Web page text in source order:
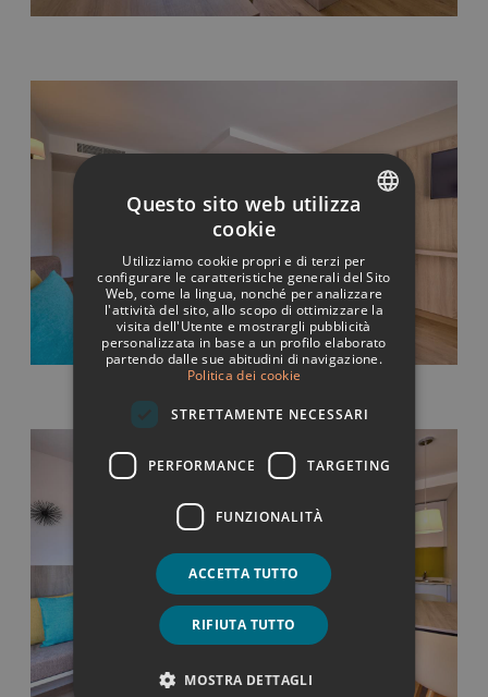
ITALIAN
FRENCH
GERMAN
Questo sito web utilizza
cookie
Utilizziamo cookie propri e di terzi per
configurare le caratteristiche generali del Sito
Web, come la lingua, nonché per analizzare
l'attività del sito, allo scopo di ottimizzare la
visita dell'Utente e mostrargli pubblicità
personalizzata in base a un profilo elaborato
partendo dalle sue abitudini di navigazione.
Politica dei cookie
STRETTAMENTE NECESSARI
PERFORMANCE TARGETING
FUNZIONALITÀ
ACCETTA TUTTO
RIFIUTA TUTTO
MOSTRA DETTAGLI